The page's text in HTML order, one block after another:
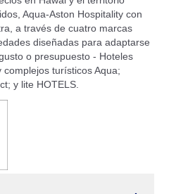
Aqua-Aston Hospitality con
a través de cuatro marcas
diseñadas para adaptarse
o presupuesto - Hoteles
turísticos Aqua;
y lite HOTELS.